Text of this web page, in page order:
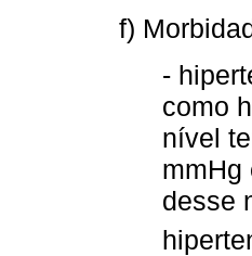
f)
-
como
nível
mmHg
desse